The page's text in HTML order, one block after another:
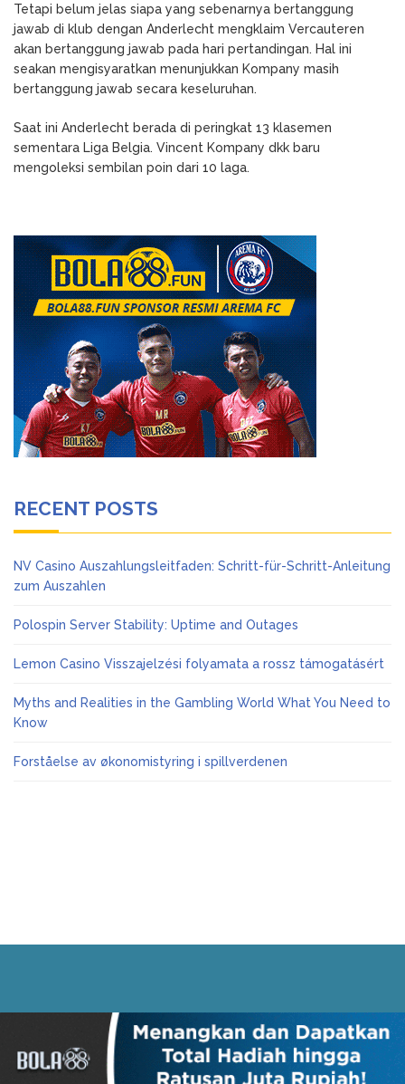
Tetapi belum jelas siapa yang sebenarnya bertanggung
jawab di klub dengan Anderlecht mengklaim Vercauteren
akan bertanggung jawab pada hari pertandingan. Hal ini
seakan mengisyaratkan menunjukkan Kompany masih
bertanggung jawab secara keseluruhan.
Saat ini Anderlecht berada di peringkat 13 klasemen
sementara Liga Belgia. Vincent Kompany dkk baru
mengoleksi sembilan poin dari 10 laga.
RECENT POSTS
NV Casino Auszahlungsleitfaden: Schritt-für-Schritt-Anleitung
zum Auszahlen
Polospin Server Stability: Uptime and Outages
Lemon Casino Visszajelzési folyamata a rossz támogatásért
Myths and Realities in the Gambling World What You Need to
Know
Forståelse av økonomistyring i spillverdenen
Powered by WordPress | Bootstrap Themes